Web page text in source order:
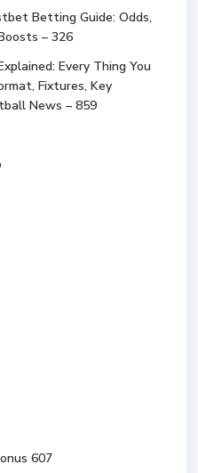
Betting Guide: Odds,
– 326
Every Thing You
Fixtures, Key
News – 859
607